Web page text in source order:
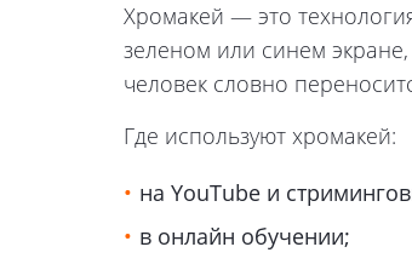
Хромакей — это
зеленом или синем
человек словно
Где используют хромакей:
на YouTube и
в онлайн обучении;